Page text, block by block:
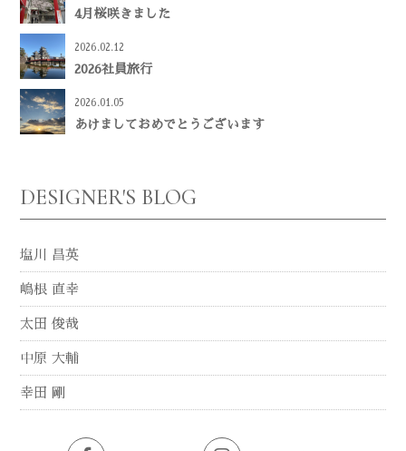
4月桜咲きました
2026.02.12
2026社員旅行
2026.01.05
あけましておめでとうございます
DESIGNER'S BLOG
塩川 昌英
嶋根 直幸
太田 俊哉
中原 大輔
幸田 剛